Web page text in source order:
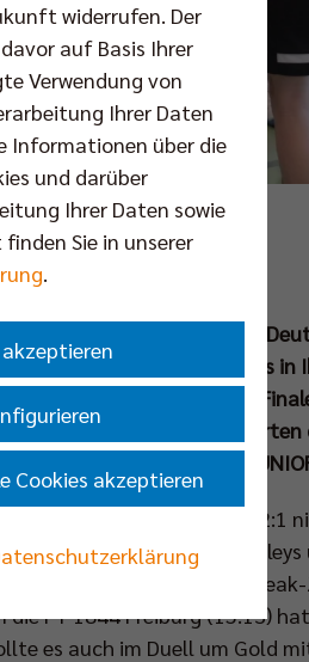
Torge
am Wochenende von der
Tecklenburger Land Volleys
nervenstark ins
Wochenende
und U18 (mit den SCC
den TSV Penzberg mit 2:1
Ausrichter der TeBu
Phase war dann
FT 1844 Freiburg (15:13)
es auch im Duell um Gold
widerrufen. Der
auf Basis Ihrer
Verwendung von
Ihrer Daten
Informationen über die
und darüber
Ihrer Daten sowie
Sie in unserer
.
Cookies akzeptieren